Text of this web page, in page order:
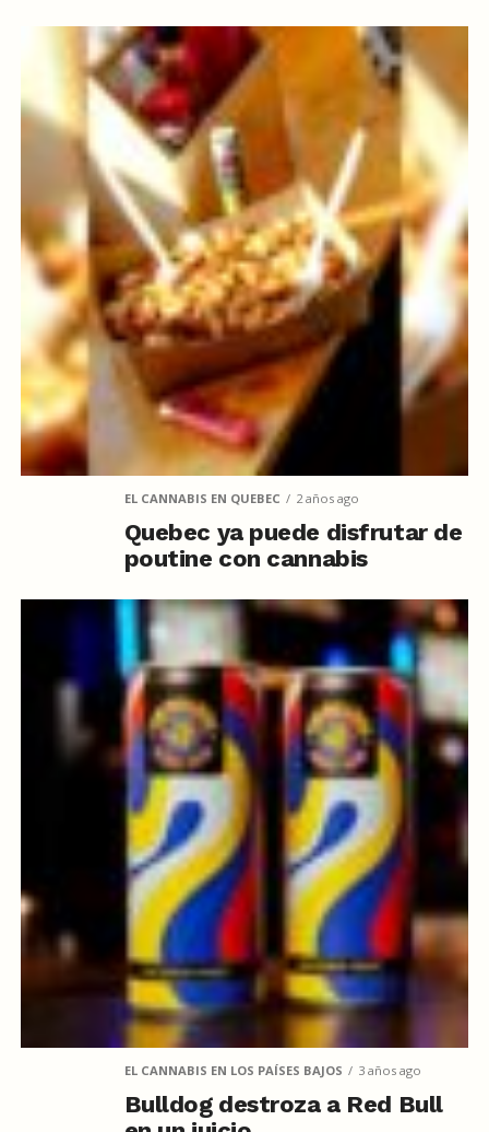
EL CANNABIS EN QUEBEC 2 años ago
Quebec ya puede disfrutar de
poutine con cannabis
EL CANNABIS EN LOS PAÍSES BAJOS 3 años ago
Bulldog destroza a Red Bull